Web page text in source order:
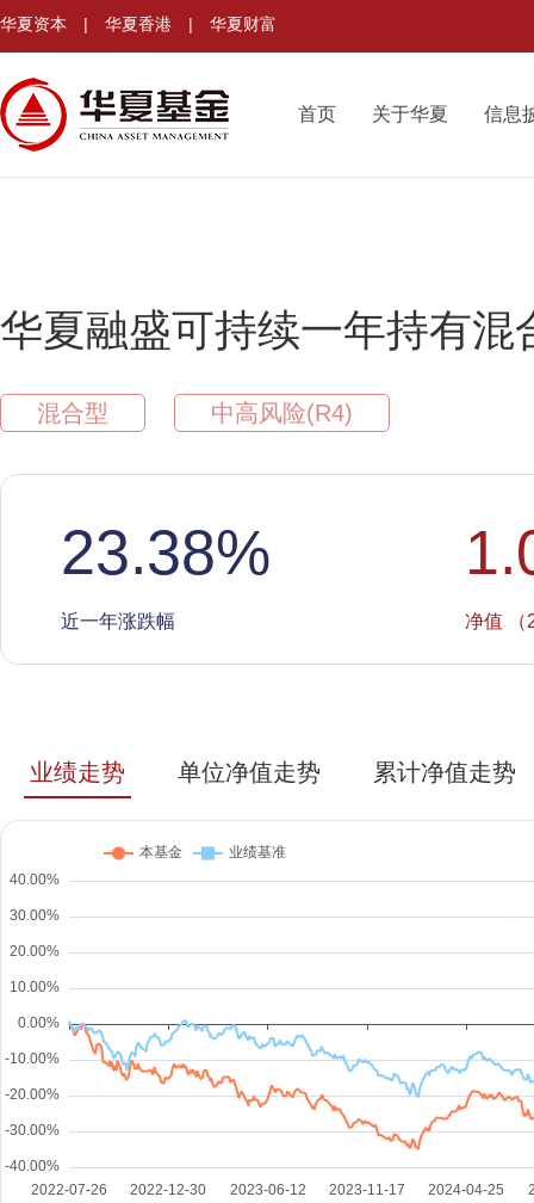
华夏资本 | 华夏香港 | 华夏财富
首页 关于华夏 信息
华夏融盛可持续一年持有混
混合型 中高风险(R4)
23.38%
近一年涨跌幅 净值 （
业绩走势 单位净值走势 累计净值走势